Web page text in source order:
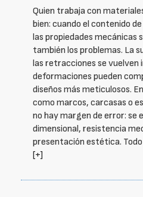
Quien trabaja con
bien: cuando el contenido
las propiedades mecánicas
también los problemas. La
las retracciones se vuelven
deformaciones pueden
diseños más meticulosos.
como marcos, carcasas o
no hay margen de error: se
dimensional, resistencia
presentación estética.
[+]